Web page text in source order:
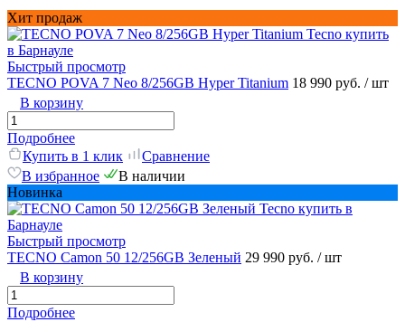
Хит продаж
Быстрый просмотр
TECNO POVA 7 Neo 8/256GB Hyper Titanium 18 990 руб. / шт
В корзину
Подробнее
Купить в 1 клик
Сравнение
В избранное
В наличии
Новинка
Быстрый просмотр
TECNO Camon 50 12/256GB Зеленый 29 990 руб. / шт
В корзину
Подробнее